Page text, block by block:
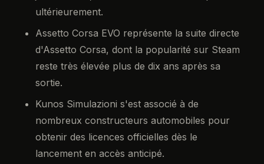
ultérieurement.
Assetto Corsa EVO représente la suite directe
d'Assetto Corsa, dont la popularité sur Steam
reste très élevée plus de dix ans après sa
sortie.
Kunos Simulazioni s'est associé à de
nombreux constructeurs automobiles pour
obtenir des licences officielles dès le
lancement en accès anticipé.